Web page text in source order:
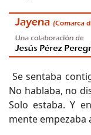
Se sentaba
No hablaba, no
Solo estaba. Y
mente empezaba